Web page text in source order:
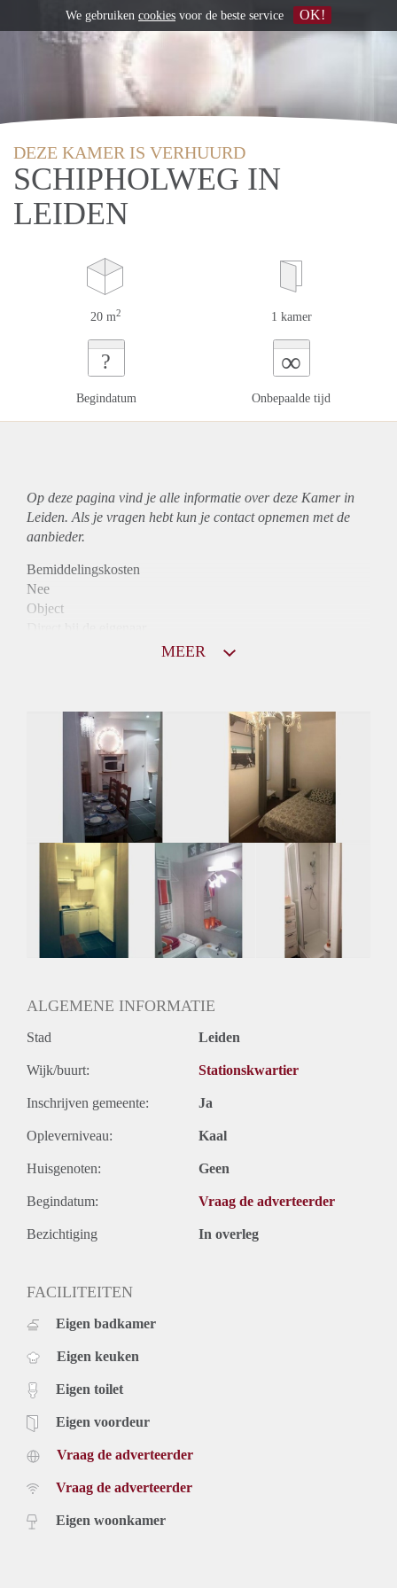
DEZE KAMER IS VERHUURD
SCHIPHOLWEG IN
LEIDEN
20 m2 1 kamer
?
Begindatum
∞
Onbepaalde tijd
Op deze pagina vind je alle informatie over deze Kamer in
Leiden. Als je vragen hebt kun je contact opnemen met de
aanbieder.
Bemiddelingskosten
Nee
Object
Huurtoeslag
Niet mogelijk
Inkomen eis
Huurtermijn
Onbepaalde termijn
Oplevering
Gestoffeerd
MEER
ALGEMENE INFORMATIE
Stad Leiden
Wijk/buurt: Stationskwartier
Inschrijven gemeente: Ja
Opleverniveau: Kaal
Huisgenoten: Geen
Begindatum: Vraag de adverteerder
Bezichtiging In overleg
FACILITEITEN
Eigen badkamer
Eigen keuken
Eigen toilet
Eigen voordeur
Vraag de adverteerder
Vraag de adverteerder
Eigen woonkamer
We gebruiken cookies voor de beste service OK!